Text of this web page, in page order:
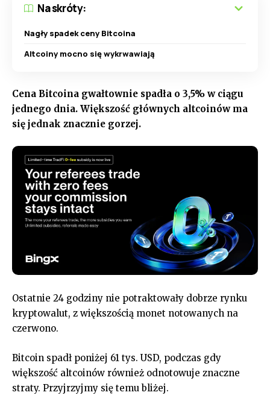
Na skróty:
Nagły spadek ceny Bitcoina
Altcoiny mocno się wykrwawiają
Cena Bitcoina gwałtownie spadła o 3,5% w ciągu
jednego dnia. Większość głównych altcoinów ma
się jednak znacznie gorzej.
Ostatnie 24 godziny nie potraktowały dobrze rynku
kryptowalut, z większością monet notowanych na
czerwono.
Bitcoin spadł poniżej 61 tys. USD, podczas gdy
większość altcoinów również odnotowuje znaczne
straty. Przyjrzyjmy się temu bliżej.